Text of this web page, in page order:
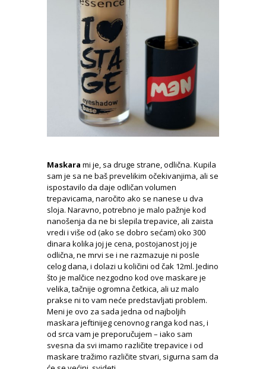
Maskara mi je, sa druge strane, odlična. Kupila
sam je sa ne baš prevelikim očekivanjima, ali se
ispostavilo da daje odličan volumen
trepavicama, naročito ako se nanese u dva
sloja. Naravno, potrebno je malo pažnje kod
nanošenja da ne bi slepila trepavice, ali zaista
vredi i više od (ako se dobro sećam) oko 300
dinara kolika joj je cena, postojanost joj je
odlična, ne mrvi se i ne razmazuje ni posle
celog dana, i dolazi u količini od čak 12ml. Jedino
što je malčice nezgodno kod ove maskare je
velika, tačnije ogromna četkica, ali uz malo
prakse ni to vam neće predstavljati problem.
Meni je ovo za sada jedna od najboljih
maskara jeftinijeg cenovnog ranga kod nas, i
od srca vam je preporučujem – iako sam
svesna da svi imamo različite trepavice i od
maskare tražimo različite stvari, sigurna sam da